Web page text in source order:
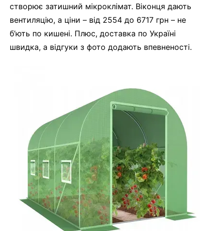
створює затишний мікроклімат. Віконця дають
вентиляцію, а ціни – від 2554 до 6717 грн – не
б’ють по кишені. Плюс, доставка по Україні
швидка, а відгуки з фото додають впевненості.